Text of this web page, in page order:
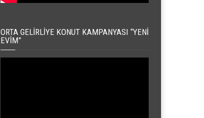
ORTA GELIRLIYE KONUT KAMPANYASI “YENI
EVIM”